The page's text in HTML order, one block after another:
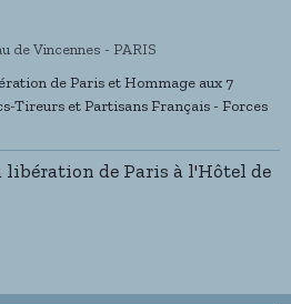
de Vincennes - PARIS
de Paris et Hommage aux 7
Tireurs et Partisans Français - Forces
de Paris à l'Hôtel de